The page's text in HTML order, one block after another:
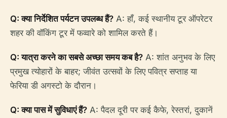
Q: क्या निर्देशित पर्यटन उपलब्ध हैं? A: हाँ, कई स्थानीय टूर ऑपरेटर
शहर की वॉकिंग टूर में फव्वारे को शामिल करते हैं।
Q: यात्रा करने का सबसे अच्छा समय कब है? A: शांत अनुभव के लिए
प्रमुख त्योहारों के बाहर; जीवंत उत्सवों के लिए पवित्र सप्ताह या
फेरिया डी अगस्टो के दौरान।
Q: क्या पास में सुविधाएं हैं? A: पैदल दूरी पर कई कैफे, रेस्तरां, दुकानें